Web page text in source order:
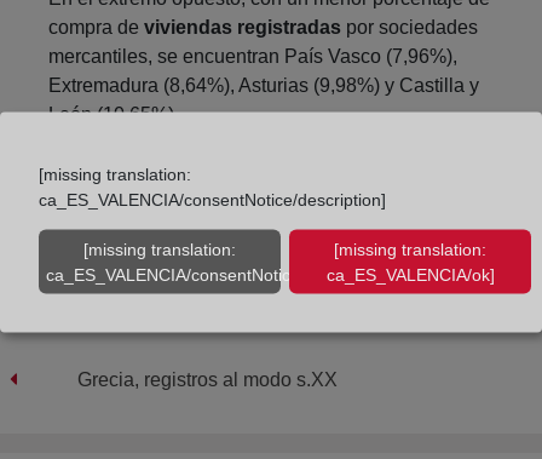
compra de viviendas registradas por sociedades
mercantiles, se encuentran País Vasco (7,96%),
Extremadura (8,64%), Asturias (9,98%) y Castilla y
León (10,65%).
Compartir:
Grecia, registros al modo s.XX
[missing translation:
ca_ES_VALENCIA/consentNotice/description]
[missing translation:
ca_ES_VALENCIA/consentNotice/learnMore]
[missing translation:
ca_ES_VALENCIA/ok]